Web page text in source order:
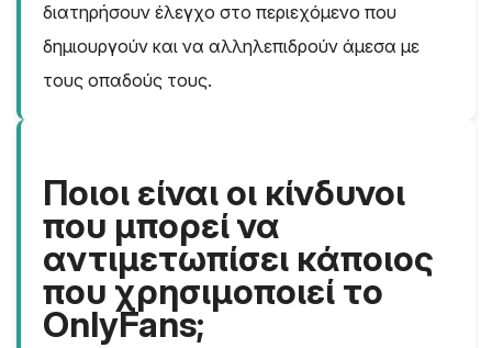
διατηρήσουν έλεγχο στο περιεχόμενο που
δημιουργούν και να αλληλεπιδρούν άμεσα με
τους οπαδούς τους.
Ποιοι είναι οι κίνδυνοι
που μπορεί να
αντιμετωπίσει κάποιος
που χρησιμοποιεί το
OnlyFans;